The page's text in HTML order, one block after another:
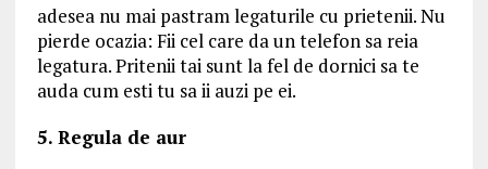
adesea nu mai pastram legaturile cu prietenii. Nu
pierde ocazia: Fii cel care da un telefon sa reia
legatura. Pritenii tai sunt la fel de dornici sa te
auda cum esti tu sa ii auzi pe ei.
5. Regula de aur